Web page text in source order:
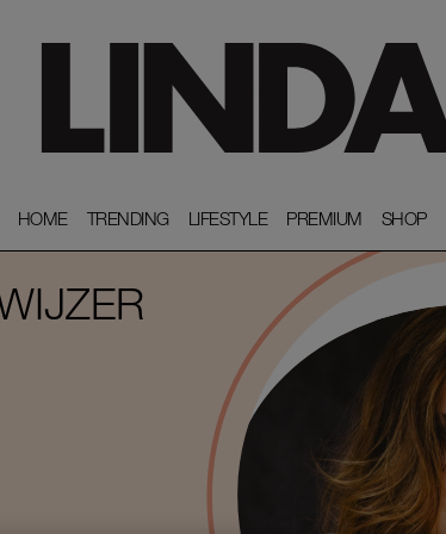
HOME
HOME TRENDING
TRENDING LIFESTYLE
LIFESTYLE PREMIUM
PREMIUM SHOP
SHOP